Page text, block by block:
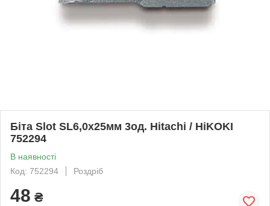
Біта Slot SL6,0x25мм 3од. Hitachi / HiKOKI
752294
В наявності
Код: 752294
Роздріб
48 ₴